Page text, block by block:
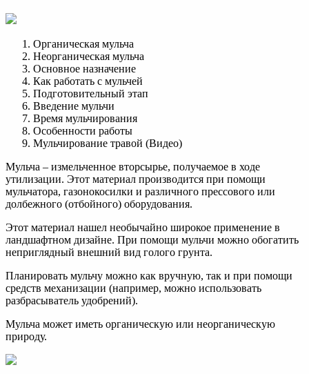
Органическая мульча
Неорганическая мульча
Основное назначение
Как работать с мульчей
Подготовительный этап
Введение мульчи
Время мульчирования
Особенности работы
Мульчирование травой (Видео)
Мульча – измельченное вторсырье, получаемое в ходе
утилизации. Этот материал производится при помощи
мульчатора, газонокосилки и различного прессового или
долбежного (отбойного) оборудования.
Этот материал нашел необычайно широкое применение в
ландшафтном дизайне. При помощи мульчи можно обогатить
неприглядный внешний вид голого грунта.
Планировать мульчу можно как вручную, так и при помощи
средств механизации (например, можно использовать
разбрасыватель удобрений).
Мульча может иметь органическую или неорганическую
природу.